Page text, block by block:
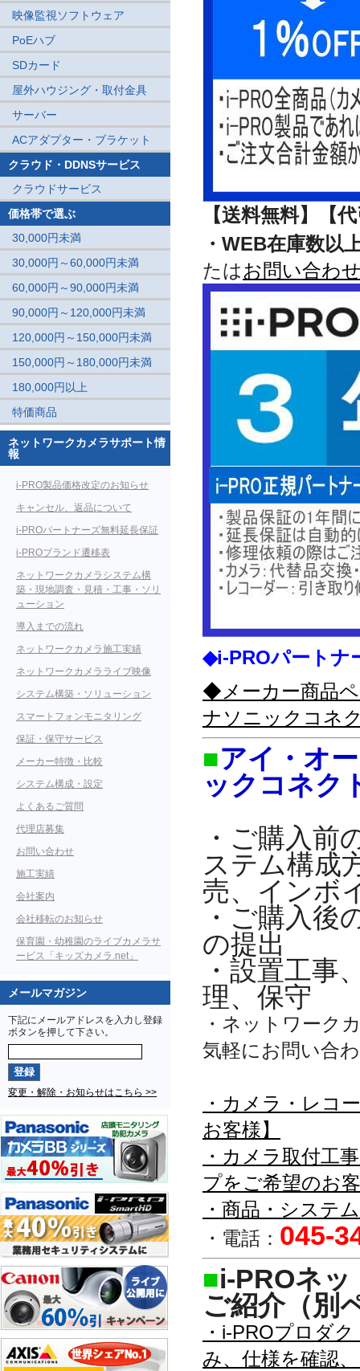
映像監視ソフトウェア
PoEハブ
SDカード
屋外ハウジング・取付金具
サーバー
ACアダプター・ブラケット
クラウド・DDNSサービス
クラウドサービス
価格帯で選ぶ
30,000円未満
30,000円～60,000円未満
60,000円～90,000円未満
90,000円～120,000円未満
120,000円～150,000円未満
150,000円～180,000円未満
180,000円以上
特価商品
ネットワークカメラサポート情
報
i-PRO製品価格改定のお知らせ
キャンセル、返品について
i-PROパートナーズ無料延長保証
i-PROブランド遷移表
ネットワークカメラシステム構
築・現地調査・見積・工事・ソリ
ューション
導入までの流れ
ネットワークカメラ施工実績
ネットワークカメラライブ映像
システム構築・ソリューション
スマートフォンモニタリング
保証・保守サービス
メーカー特徴・比較
システム構成・設定
よくあるご質問
代理店募集
お問い合わせ
施工実績
会社案内
会社移転のお知らせ
保育園・幼稚園のライブカメラサ
ービス「キッズカメラ.net」
メールマガジン
下記にメールアドレスを入力し登録
ボタンを押して下さい。
変更・解除・お知らせはこちら >>
【送料無料】【
・WEB在庫数以
たはお問い合わ
◆i-PROパートナ
◆メーカー商品
ナソニックコネ
■アイ・オ
ックコネク
・ご購入前
ステム構成
売、インボ
・ご購入後
の提出
・設置工事
理、保守
・ネットワーク
気軽にお問い合
・カメラ・レコ
お客様】
・カメラ取付工
プをご希望のお
・商品・システ
・電話： 045-
■i-PROネ
ご紹介（別
・i-PROプロダ
み、仕様を確認